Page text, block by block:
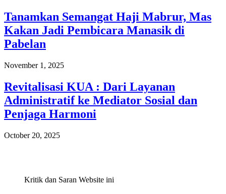
Tanamkan Semangat Haji Mabrur, Mas
Kakan Jadi Pembicara Manasik di
Pabelan
November 1, 2025
Revitalisasi KUA : Dari Layanan
Administratif ke Mediator Sosial dan
Penjaga Harmoni
October 20, 2025
Kritik dan Saran Website ini